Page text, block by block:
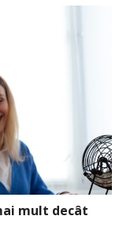
mult decât